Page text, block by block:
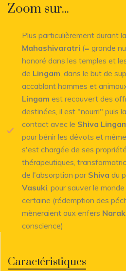
Zoom sur...
Plus particulièrement durant
Mahashivaratri (= grande
honoré dans les temples et
de Lingam , dans le but de
accablant hommes et
Lingam est recouvert des
destinées, il est "nourri" puis
contact avec le Shiva
pour bénir les dévots et
s'est chargée de ses
thérapeutiques,
de l'absorption par Shiva du
Vasuki , pour sauver le
certaine (rédemption des
mèneraient aux enfers
conscience)
Caractéristiques